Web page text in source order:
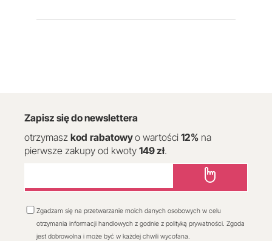
Zapisz się do newslettera
otrzymasz kod rabatowyo wartości 12% na
pierwsze zakupy od kwoty 149 zł.
Zgadzam się na przetwarzanie moich danych osobowych w celu
otrzymania informacji handlowych z godnie z polityką prywatności. Zgoda
jest dobrowolna i może być w każdej chwili wycofana.